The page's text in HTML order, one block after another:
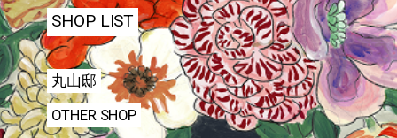
SHOP LIST
丸山邸
OTHER SHOP